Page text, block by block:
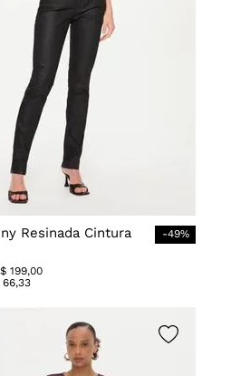
Resinada Cintura
-49%
199,00
66,33